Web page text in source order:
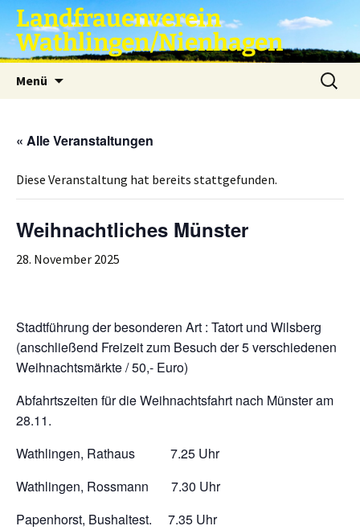
Zum
Inhalt
springen
Landfrauenverein
Wathlingen/Nienhagen
Menü
Suche
nach:
« Alle Veranstaltungen
Diese Veranstaltung hat bereits stattgefunden.
Weihnachtliches Münster
28. November 2025
Stadtführung der besonderen Art : Tatort und Wilsberg
(anschließend Freizeit zum Besuch der 5 verschiedenen
Weihnachtsmärkte / 50,- Euro)
Abfahrtszeiten für die Weihnachtsfahrt nach Münster am
28.11.
Wathlingen, Rathaus 7.25 Uhr
Wathlingen, Rossmann 7.30 Uhr
Papenhorst, Bushaltest. 7.35 Uhr